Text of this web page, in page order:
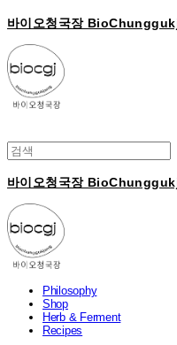
바이오청국장
바이오청국장
Philosophy
Shop
Herb & Ferment
Recipes